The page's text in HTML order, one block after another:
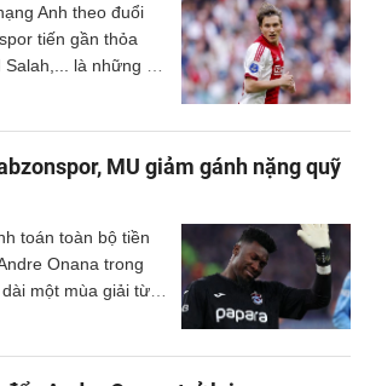
Anh theo đuổi
tiến gần thỏa
là những tin
sáng 3/8/2026.
MU giảm gánh nặng quỹ
toán toàn bộ tiền
Onana trong
một mùa giải từ